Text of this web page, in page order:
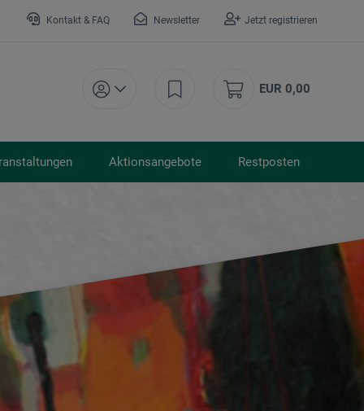
Kontakt & FAQ Newsletter Jetzt registrieren
EUR 0,00
Aktionsangebote Restposten